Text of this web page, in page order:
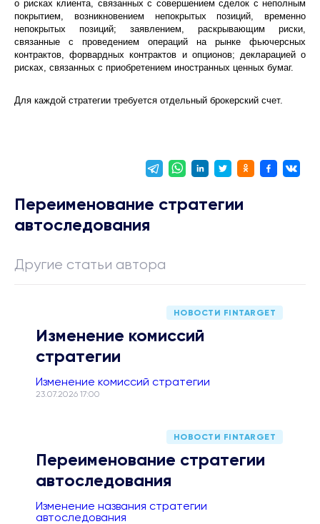
о рисках клиента, связанных с совершением сделок с неполным
покрытием, возникновением непокрытых позиций, временно
непокрытых позиций; заявлением, раскрывающим риски,
связанные с проведением операций на рынке фьючерсных
контрактов, форвардных контрактов и опционов; декларацией о
рисках, связанных с приобретением иностранных ценных бумаг.
Для каждой стратегии требуется отдельный брокерский счет.
Переименование стратегии
автоследования
Другие статьи автора
НОВОСТИ FINTARGET
Изменение комиссий
стратегии
Изменение комиссий стратегии
23.07.2026 17:00
НОВОСТИ FINTARGET
Переименование стратегии
автоследования
Изменение названия стратегии
автоследования